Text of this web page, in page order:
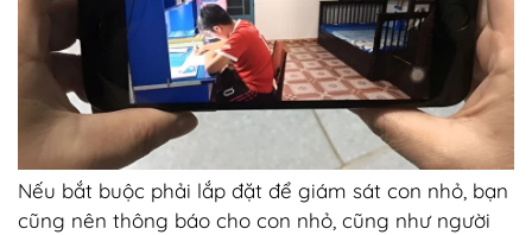
Nếu bắt buộc phải lắp đặt để giám sát con nhỏ, bạn
cũng nên thông báo cho con nhỏ, cũng như người